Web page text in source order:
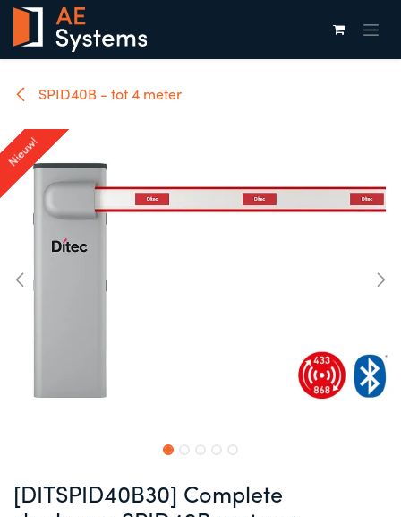
Overslaan naar inhoud
SPID40B - tot 4 meter
Nieuw!
Nieuw!
[DITSPID40B30] Complete